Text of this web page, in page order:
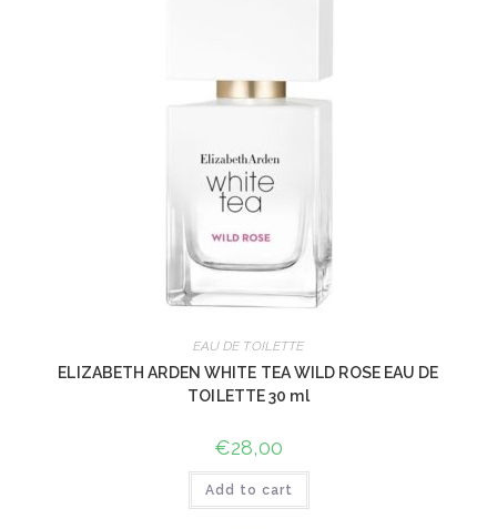
EAU DE TOILETTE
ELIZABETH ARDEN WHITE TEA WILD ROSE EAU DE
TOILETTE 30 ml
€28,00
Add to cart